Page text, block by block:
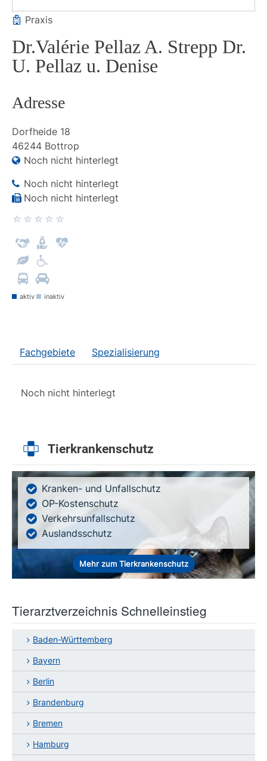
Praxis
Dr.Valérie Pellaz A. Strepp Dr.
U. Pellaz u. Denise
Adresse
Dorfheide 18
46244 Bottrop
Noch nicht hinterlegt
Noch nicht hinterlegt
Noch nicht hinterlegt
aktiv inaktiv
Fachgebiete Spezialisierung
Noch nicht hinterlegt
Tierkrankenschutz
Kranken- und Unfallschutz
OP-Kostenschutz
Verkehrsunfallschutz
Auslandsschutz
Mehr zum Tierkrankenschutz
Tierarztverzeichnis Schnelleinstieg
Baden-Württemberg
Bayern
Berlin
Brandenburg
Bremen
Hamburg